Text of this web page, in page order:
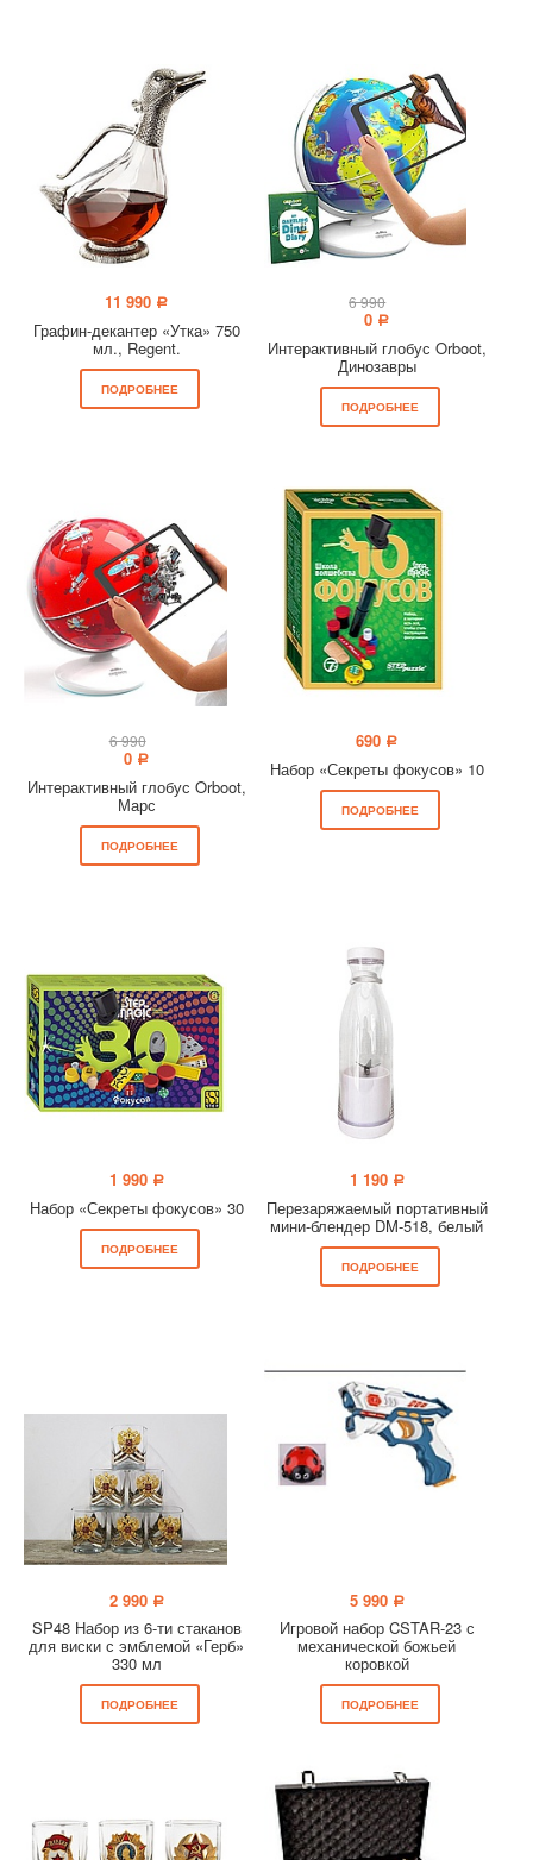
11 990 a
Графин-декантер «Утка» 750
мл., Regent.
ПОДРОБНЕЕ
6 990
0 a
Интерактивный глобус Orboot,
Динозавры
ПОДРОБНЕЕ
6 990
0 a
Интерактивный глобус Orboot,
Марс
ПОДРОБНЕЕ
690 a
Набор «Секреты фокусов» 10
ПОДРОБНЕЕ
1 990 a
Набор «Секреты фокусов» 30
ПОДРОБНЕЕ
1 190 a
Перезаряжаемый портативный
мини-блендер DM-518, белый
ПОДРОБНЕЕ
2 990 a
SP48 Набор из 6-ти стаканов
для виски с эмблемой «Герб»
330 мл
ПОДРОБНЕЕ
5 990 a
Игровой набор CSTAR-23 с
механической божьей
коровкой
ПОДРОБНЕЕ